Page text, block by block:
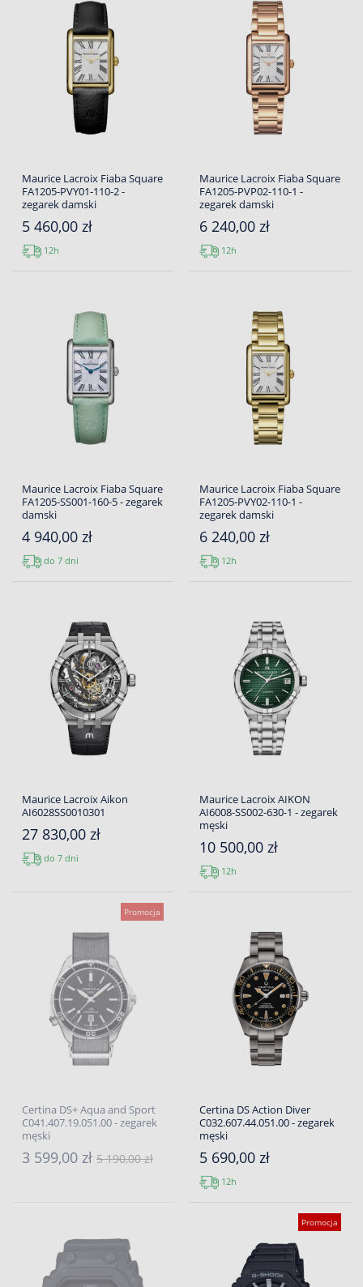
Maurice Lacroix Fiaba Square
FA1205-PVY01-110-2 -
zegarek damski
5 460,00 zł
12h
Maurice Lacroix Fiaba Square
FA1205-PVP02-110-1 -
zegarek damski
6 240,00 zł
12h
Maurice Lacroix Fiaba Square
FA1205-SS001-160-5 - zegarek
damski
4 940,00 zł
do 7 dni
Maurice Lacroix Fiaba Square
FA1205-PVY02-110-1 -
zegarek damski
6 240,00 zł
12h
Maurice Lacroix Aikon
AI6028SS0010301
27 830,00 zł
do 7 dni
Maurice Lacroix AIKON
AI6008-SS002-630-1 - zegarek
męski
10 500,00 zł
12h
Promocja
Certina DS+ Aqua and Sport
C041.407.19.051.00 - zegarek
męski
3 599,00 zł 5 190,00 zł
Certina DS Action Diver
C032.607.44.051.00 - zegarek
męski
5 690,00 zł
12h
Promocja